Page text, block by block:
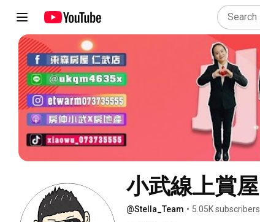
小武線上賞屋
@Stella_Team • 5.05K subscribers